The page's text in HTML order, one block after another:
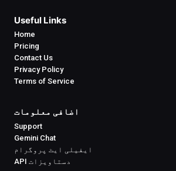
Useful Links
Home
Pricing
Contact Us
Privacy Policy
Terms of Service
اضافی معلومات
Support
Gemini Chat
ایفیلی ایٹ پروگرام
API دستاویزات